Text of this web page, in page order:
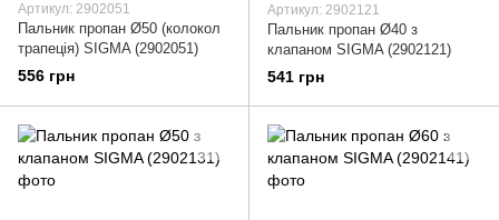
Артикул: 2902051
Пальник пропан Ø50 (колокол
трапеція) SIGMA (2902051)
556 грн
Артикул: 2902121
Пальник пропан Ø40 з
клапаном SIGMA (2902121)
541 грн